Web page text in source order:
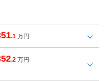
.1 万円
.2 万円